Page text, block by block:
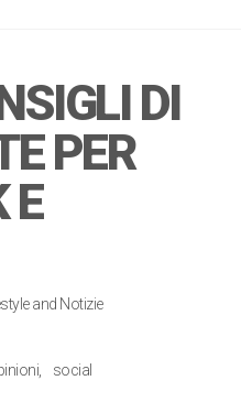
DI
PER
E
and Notizie
social